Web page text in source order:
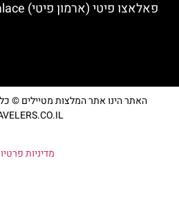
פאלאצו פיטי (ארמון פיטי) Pitti Palace בפירנצה
האתר הינו אתר המלצות מטיילים ©
מדיניות